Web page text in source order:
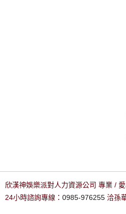
欣漢神娛樂派對人力資源公司 專業 /
24小時諮詢專線： 0985-976255 洽孫